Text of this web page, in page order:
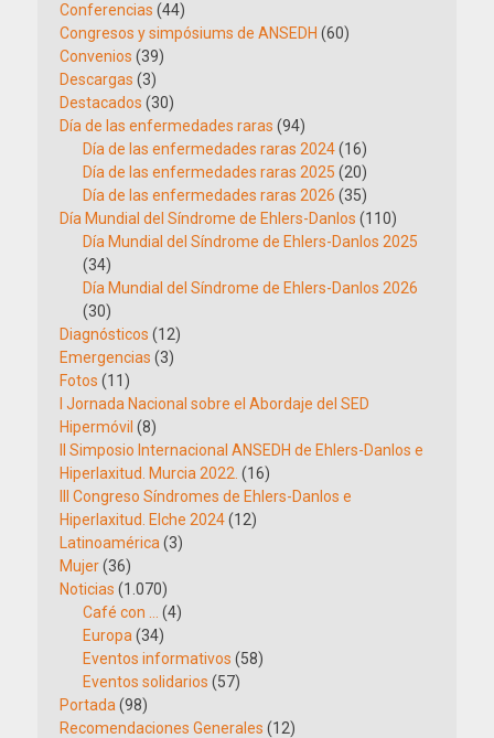
Conferencias (44)
Congresos y simpósiums de ANSEDH (60)
Convenios (39)
Descargas (3)
Destacados (30)
Día de las enfermedades raras (94)
Día de las enfermedades raras 2024(16)
Día de las enfermedades raras 2025 (20)
Día de las enfermedades raras 2026 (35)
Día Mundial del Síndrome de Ehlers-Danlos (110)
Día Mundial del Síndrome de Ehlers-Danlos 2025
(34)
Día Mundial del Síndrome de Ehlers-Danlos 2026
(30)
Diagnósticos (12)
Emergencias (3)
Fotos (11)
I Jornada Nacional sobre el Abordaje del SED
Hipermóvil (8)
II Simposio Internacional ANSEDH de Ehlers-Danlos e
Hiperlaxitud. Murcia 2022. (16)
III Congreso Síndromes de Ehlers-Danlos e
Hiperlaxitud. Elche 2024(12)
Latinoamérica (3)
Mujer(36)
Noticias (1.070)
Café con …
(4)
Europa (34)
Eventos informativos (58)
Eventos solidarios (57)
Portada (98)
Recomendaciones Generales (12)